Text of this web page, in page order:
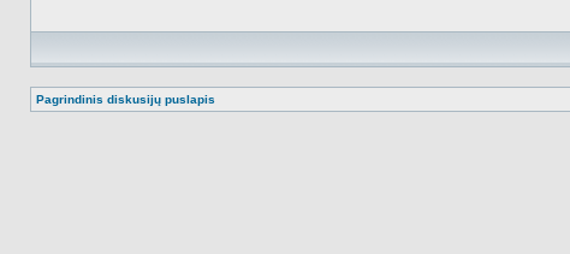
Pagrindinis diskusijų puslapis